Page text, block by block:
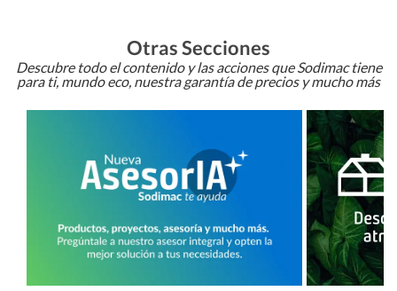
Otras Secciones
Descubre todo el contenido y las acciones que Sodimac tiene
para ti, mundo eco, nuestra garantía de precios y mucho más